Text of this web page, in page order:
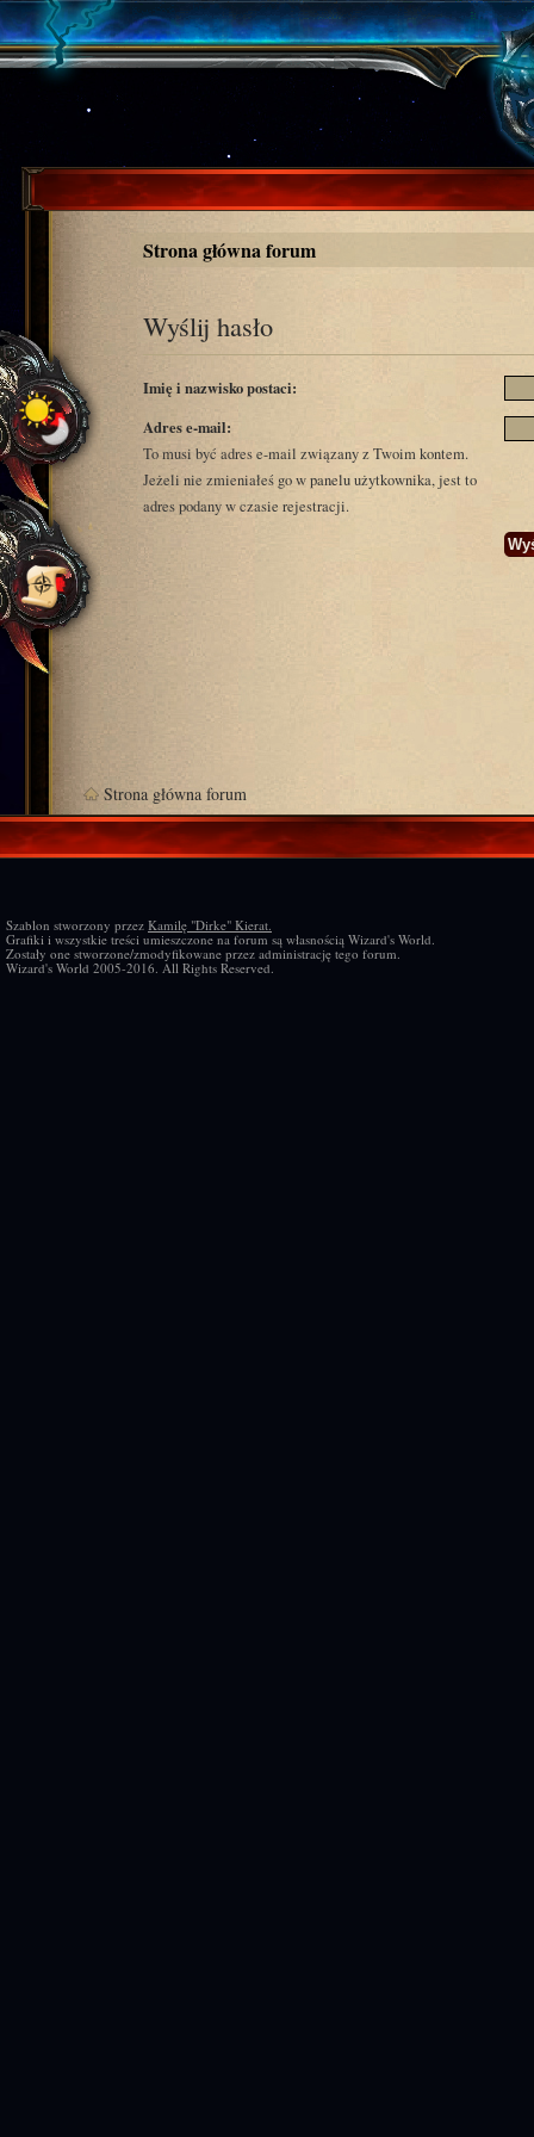
Strona główna forum
Wyślij hasło
Imię i nazwisko postaci:
Adres e-mail:
To musi być adres e-mail związany z Twoim kontem.
Jeżeli nie zmieniałeś go w panelu użytkownika, jest to
adres podany w czasie rejestracji.
Strona główna forum
Szablon stworzony przez Kamilę "Dirke" Kierat.
Grafiki i wszystkie treści umieszczone na forum są własnością Wizard's World.
Zostały one stworzone/zmodyfikowane przez administrację tego forum.
Wizard's World 2005-2016. All Rights Reserved.